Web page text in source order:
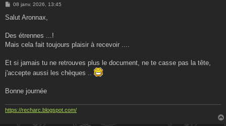
M
s
g
08 janv. 2026, 13:45
Salut Aronnax,
Des étrennes ...!
Mais cela fait toujours plaisir à recevoir ....
Et si jamais tu ne retrouves plus le document, ne te casse pas la tête,
j'accepte aussi les chèques ..
Bonne journée
https://recharc.blogspot.com/